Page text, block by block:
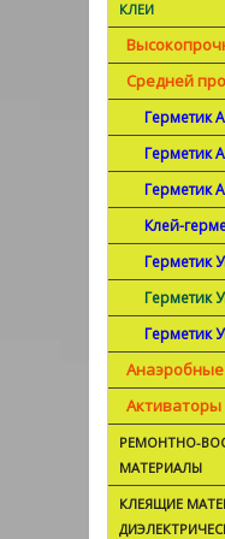
КЛЕИ
Средней
Герметик
Герметик
Герметик
Клей-
Герметик
Герметик
Герметик
Активаторы
РЕМОНТНО-
МАТЕРИАЛЫ
КЛЕЯЩИЕ